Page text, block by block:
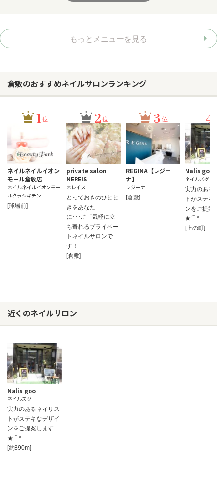
もっとメニューを見る
倉敷のおすすめネイルサロンランキング
1位
ネイルネイルイオン
モール倉敷店
ネイルネイルイオンモー
ルクラシキテン
[球場前]
2 位
private salon
NEREIS
ネレイス
とっておきのひとと
きをあなた
に･･･.:*゜気軽に立
ち寄れるプライベー
トネイルサロンで
す！
[倉敷]
3 位
REGINA【レジー
ナ】
レジーナ
[倉敷]
4
Nalis goo
ネイルズグー
実力のある
トがステキ
ンをご提案
★⌒*
[上の町]
近くのネイルサロン
Nalis goo
ネイルズグー
実力のあるネイリス
トがステキなデザイ
ンをご提案します
★⌒*
[約890m]